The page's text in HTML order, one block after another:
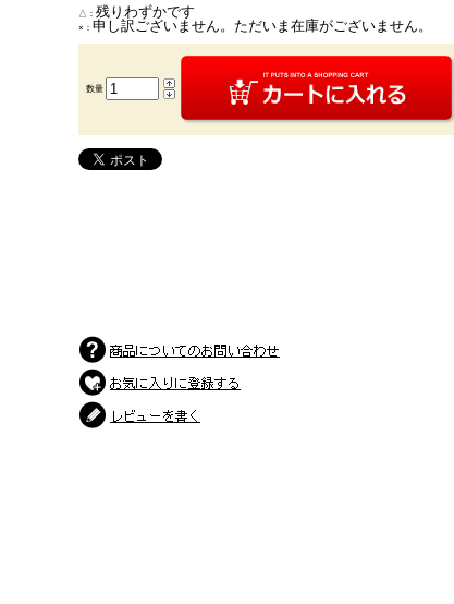
△： 残りわずかです
×： 申し訳ございません。ただいま在庫がございません。
数量